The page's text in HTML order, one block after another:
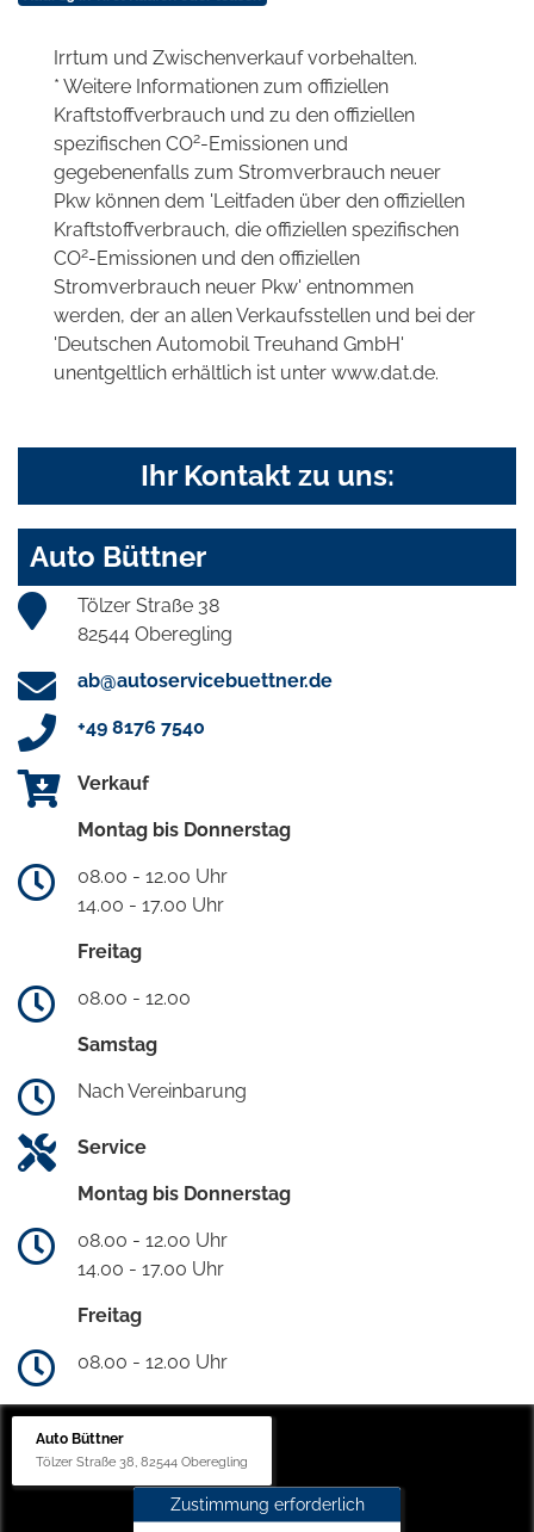
Irrtum und Zwischenverkauf vorbehalten.
* Weitere Informationen zum offiziellen
Kraftstoffverbrauch und zu den offiziellen
spezifischen CO2-Emissionen und
gegebenenfalls zum Stromverbrauch neuer
Pkw können dem 'Leitfaden über den offiziellen
Kraftstoffverbrauch, die offiziellen spezifischen
CO2-Emissionen und den offiziellen
Stromverbrauch neuer Pkw' entnommen
werden, der an allen Verkaufsstellen und bei der
'Deutschen Automobil Treuhand GmbH'
unentgeltlich erhältlich ist unter www.dat.de.
Ihr Kontakt zu uns:
Auto Büttner
Tölzer Straße 38
82544 Oberegling
ab@autoservicebuettner.de
+49 8176 7540
Verkauf
Montag bis Donnerstag
08.00 - 12.00 Uhr
14.00 - 17.00 Uhr
Freitag
08.00 - 12.00
Samstag
Nach Vereinbarung
Service
Montag bis Donnerstag
08.00 - 12.00 Uhr
14.00 - 17.00 Uhr
Freitag
08.00 - 12.00 Uhr
Auto Büttner
Tölzer Straße 38, 82544 Oberegling
Zustimmung erforderlich